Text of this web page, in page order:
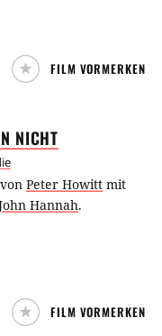
FILM VORMERKEN
NICHT
von Peter Howitt mit
Hannah.
FILM VORMERKEN